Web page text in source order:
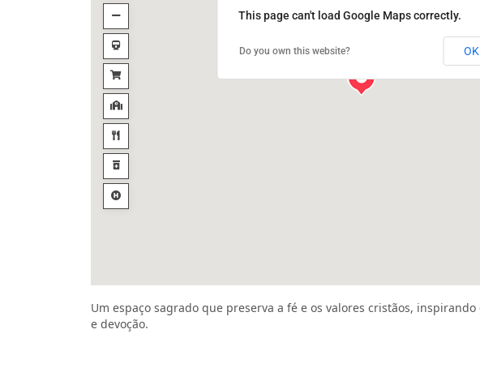
This page can't load Google Maps correctly.
Do you own this website? OK
Um espaço sagrado que preserva a fé e os valores cristãos,
e devoção.